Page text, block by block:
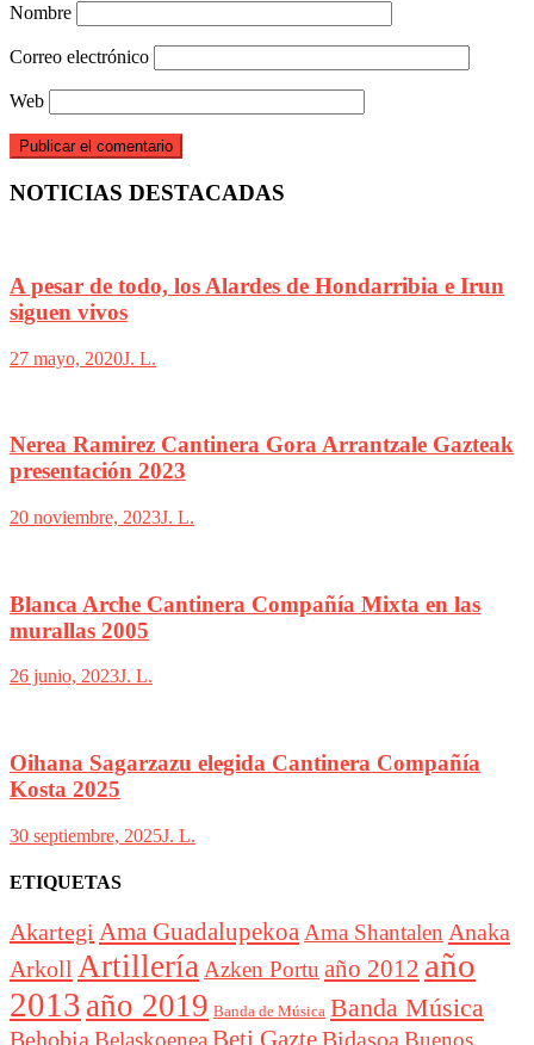
Nombre
Correo electrónico
Web
NOTICIAS DESTACADAS
A pesar de todo, los Alardes de Hondarribia e Irun
siguen vivos
27 mayo, 2020J. L.
Nerea Ramirez Cantinera Gora Arrantzale Gazteak
presentación 2023
20 noviembre, 2023J. L.
Blanca Arche Cantinera Compañía Mixta en las
murallas 2005
26 junio, 2023J. L.
Oihana Sagarzazu elegida Cantinera Compañía
Kosta 2025
30 septiembre, 2025J. L.
ETIQUETAS
Akartegi Ama GuadalupekoaAma Shantalen Anaka
Arkoll ArtilleríaAzken Portu año 2012 año
2013 año 2019 Banda de Música Banda Música
Behobia Bidasoa